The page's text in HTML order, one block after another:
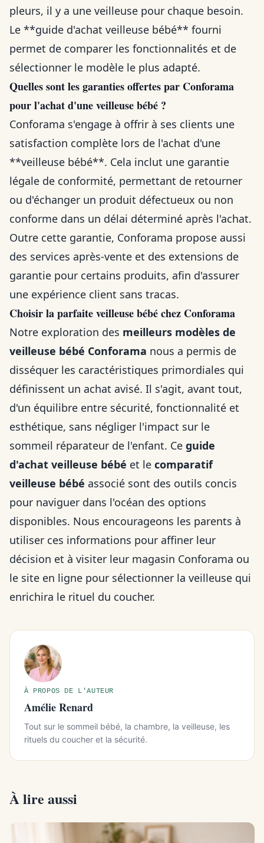
pleurs, il y a une veilleuse pour chaque besoin.
Le **guide d'achat veilleuse bébé** fourni
permet de comparer les fonctionnalités et de
sélectionner le modèle le plus adapté.
Quelles sont les garanties offertes par Conforama
pour l'achat d'une veilleuse bébé ?
Conforama s'engage à offrir à ses clients une
satisfaction complète lors de l'achat d'une
**veilleuse bébé**. Cela inclut une garantie
légale de conformité, permettant de retourner
ou d'échanger un produit défectueux ou non
conforme dans un délai déterminé après l'achat.
Outre cette garantie, Conforama propose aussi
des services après-vente et des extensions de
garantie pour certains produits, afin d'assurer
une expérience client sans tracas.
Choisir la parfaite veilleuse bébé chez Conforama
Notre exploration des meilleurs modèles de
veilleuse bébé Conforama nous a permis de
disséquer les caractéristiques primordiales qui
définissent un achat avisé. Il s'agit, avant tout,
d'un équilibre entre sécurité, fonctionnalité et
esthétique, sans négliger l'impact sur le
sommeil réparateur de l'enfant. Ce guide
d'achat veilleuse bébé et le comparatif
veilleuse bébé associé sont des outils concis
pour naviguer dans l'océan des options
disponibles. Nous encourageons les parents à
utiliser ces informations pour affiner leur
décision et à visiter leur magasin Conforama ou
le site en ligne pour sélectionner la veilleuse qui
enrichira le rituel du coucher.
À PROPOS DE L'AUTEUR
Amélie Renard
Tout sur le sommeil bébé, la chambre, la veilleuse, les
rituels du coucher et la sécurité.
À lire aussi